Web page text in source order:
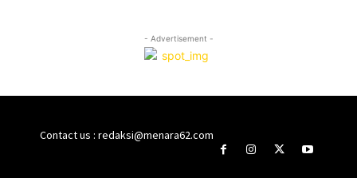
- Advertisement -
Contact us : redaksi@menara62.com